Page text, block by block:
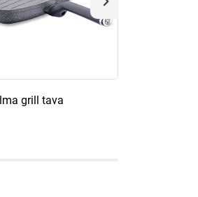
grill tava